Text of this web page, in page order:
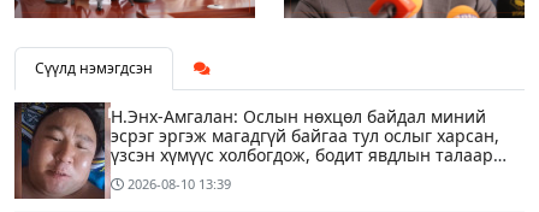
Сүүлд нэмэгдсэн
Н.Энх-Амгалан: Ослын нөхцөл байдал миний
эсрэг эргэж магадгүй байгаа тул ослыг харсан,
үзсэн хүмүүс холбогдож, бодит явдлын талаар
ярьж өгч тусална уу
2026-08-10 13:39